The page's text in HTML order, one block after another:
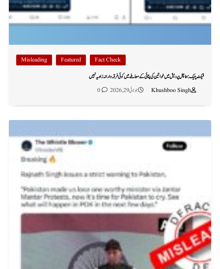
Fact Check
Featured
Misleading
فیکٹ چیک: ہماچل پردیش میں خواتین کی پٹائی کے معاملے میں کوئی فرقہ وارانہ زاویہ نہیں
Khushboo Singh
جولائی 29, 2026 0